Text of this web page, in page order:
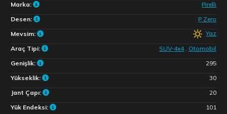
Marka:
Pirelli
Desen:
P Zero
Mevsim:
Yaz
Araç Tipi:
SUV-4x4 , Otomobil
Genişlik:
295
Yükseklik:
30
Jant Çapı:
20
Yük Endeksi:
101